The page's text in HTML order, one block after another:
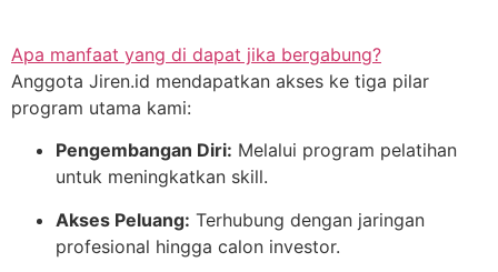
Apa manfaat yang di dapat jika bergabung?
Anggota Jiren.id mendapatkan akses ke tiga pilar
program utama kami:
Pengembangan Diri: Melalui program pelatihan
untuk meningkatkan skill.
Akses Peluang: Terhubung dengan jaringan
profesional hingga calon investor.